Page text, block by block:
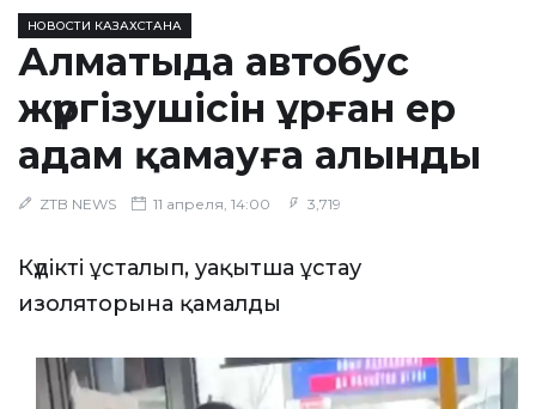
НОВОСТИ КАЗАХСТАНА
Алматыда автобус
жүргізушісін ұрған ер
адам қамауға алынды
ZTB NEWS 11 апреля, 14:00 3,719
Күдікті ұсталып, уақытша ұстау
изоляторына қамалды